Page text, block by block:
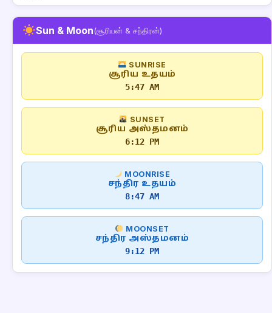
Sun & Moon(சூரியன் & சந்திரன்)
SUNRISE
சூரிய உதயம்
5:47 AM
SUNSET
சூரிய அஸ்தமனம்
6:12 PM
MOONRISE
சந்திர உதயம்
8:47 AM
MOONSET
சந்திர அஸ்தமனம்
9:12 PM